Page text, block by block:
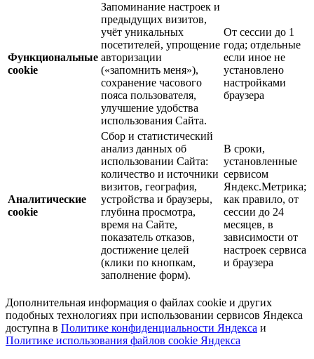
Функциональные
cookie
Запоминание настроек и
предыдущих визитов,
учёт уникальных
посетителей, упрощение
авторизации
(«запомнить меня»),
сохранение часового
пояса пользователя,
улучшение удобства
использования Сайта.
От сессии до 1
года; отдельные
если иное не
установлено
настройками
браузера
Аналитические
cookie
Сбор и статистический
анализ данных об
использовании Сайта:
количество и источники
визитов, география,
устройства и браузеры,
глубина просмотра,
время на Сайте,
показатель отказов,
достижение целей
(клики по кнопкам,
заполнение форм).
В сроки,
установленные
сервисом
Яндекс.Метрика;
как правило, от
сессии до 24
месяцев, в
зависимости от
настроек сервиса
и браузера
Дополнительная информация о файлах cookie и других
подобных технологиях при использовании сервисов Яндекса
доступна в Политике конфиденциальности Яндекса и
Политике использования файлов cookie Яндекса